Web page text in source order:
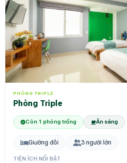
PHÒNG TRIPLE
Phòng Triple
Còn 1 phòng trống Ăn sáng
Giường đôi 3 người lớn
TIỆN ÍCH NỔI BẬT